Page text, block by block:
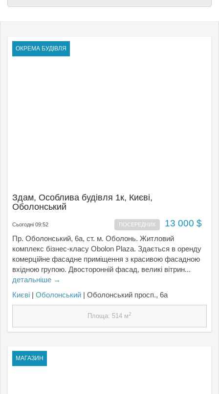
ОКРЕМА БУДІВЛЯ
Здам, Особлива будівля 1к, Києвi,
Оболонський
Сьогодні 09:52 ПОСЕРЕДНИК 13 000 $
Пр. Оболонський, 6а, ст. м. Оболонь. Житловий
комплекс бізнес-класу Obolon Plaza. Здається в оренду
комерційне фасадне приміщення з красивою фасадною
вхідною групою. Двосторонній фасад, великі вітрин...
детальніше →
Києвi | Оболонський | Оболонський просп., 6а
Площа: 514 м2
МАГАЗИН